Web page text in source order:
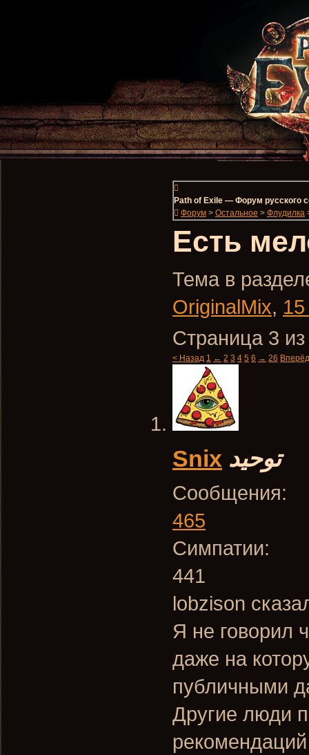
Path of Exile — Форум русского
Форум > Остальное > Флудилка
Есть
Тема в
OriginalMix,
Страница 3
< Назад 1 ← 2 3 4 5 6 → 26
Snix توحيد
Сообщения:
465
Симпатии:
441
lobzison
Я не говорил
даже на
публичными
Другие люди